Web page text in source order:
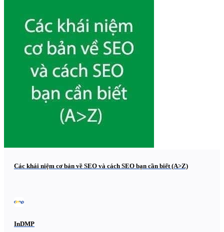
Các khái niệm cơ bản về SEO và cách SEO bạn cần biết (A>Z)
InDMP